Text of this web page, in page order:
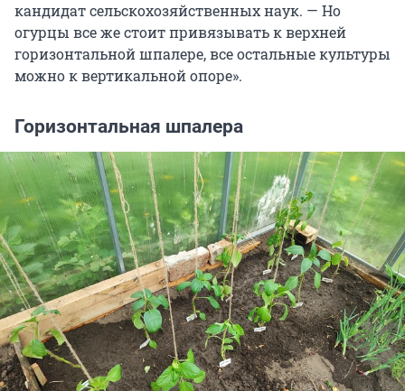
кандидат сельскохозяйственных наук. — Но
огурцы все же стоит привязывать к верхней
горизонтальной шпалере, все остальные культуры
можно к вертикальной опоре».
Горизонтальная шпалера